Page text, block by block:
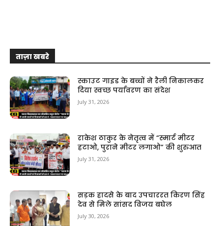
ताज़ा खबरे
स्काउट गाइड के बच्चों ने रैली निकालकर
दिया स्वच्छ पर्यावरण का संदेश
July 31, 2026
राकेश ठाकुर के नेतृत्व में “स्मार्ट मीटर
हटाओ, पुराने मीटर लगाओ” की शुरुआत
July 31, 2026
सड़क हादसे के बाद उपचाररत किरण सिंह
देव से मिले सांसद विजय बघेल
July 30, 2026